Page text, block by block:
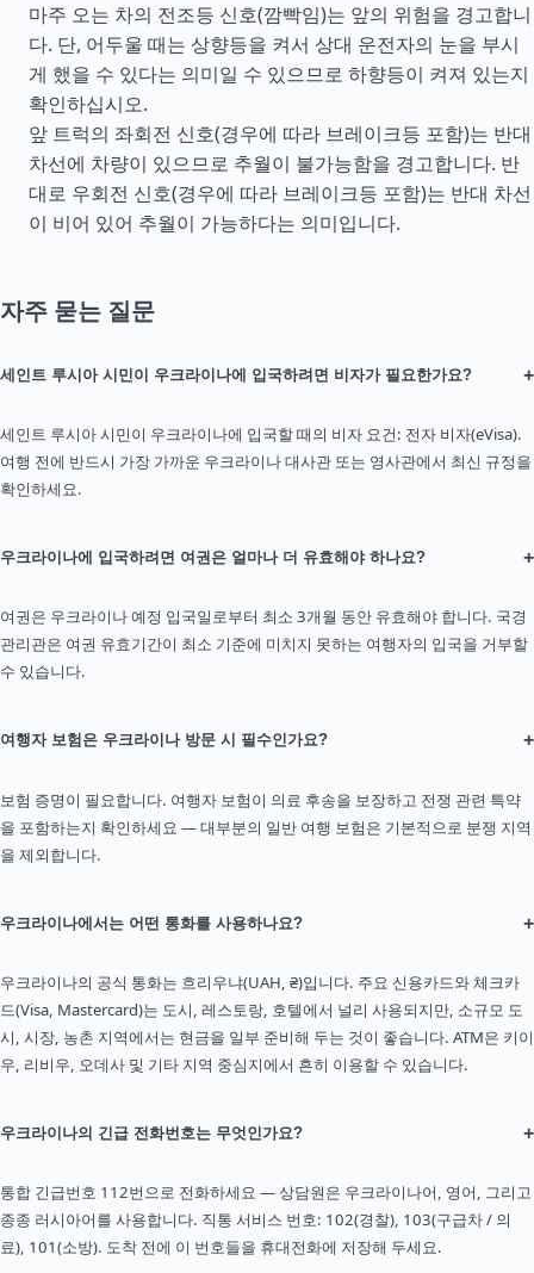
마주 오는 차의 전조등 신호(깜빡임)는 앞의 위험을 경고합니
다. 단, 어두울 때는 상향등을 켜서 상대 운전자의 눈을 부시
게 했을 수 있다는 의미일 수 있으므로 하향등이 켜져 있는지
확인하십시오.
앞 트럭의 좌회전 신호(경우에 따라 브레이크등 포함)는 반대
차선에 차량이 있으므로 추월이 불가능함을 경고합니다. 반
대로 우회전 신호(경우에 따라 브레이크등 포함)는 반대 차선
이 비어 있어 추월이 가능하다는 의미입니다.
자주 묻는 질문
세인트 루시아 시민이 우크라이나에 입국하려면 비자가 필요한가요? +
세인트 루시아 시민이 우크라이나에 입국할 때의 비자 요건: 전자 비자(eVisa).
여행 전에 반드시 가장 가까운 우크라이나 대사관 또는 영사관에서 최신 규정을
확인하세요.
우크라이나에 입국하려면 여권은 얼마나 더 유효해야 하나요? +
여권은 우크라이나 예정 입국일로부터 최소 3개월 동안 유효해야 합니다. 국경
관리관은 여권 유효기간이 최소 기준에 미치지 못하는 여행자의 입국을 거부할
수 있습니다.
여행자 보험은 우크라이나 방문 시 필수인가요? +
보험 증명이 필요합니다. 여행자 보험이 의료 후송을 보장하고 전쟁 관련 특약
을 포함하는지 확인하세요 — 대부분의 일반 여행 보험은 기본적으로 분쟁 지역
을 제외합니다.
우크라이나에서는 어떤 통화를 사용하나요? +
우크라이나의 공식 통화는 흐리우냐(UAH, ₴)입니다. 주요 신용카드와 체크카
드(Visa, Mastercard)는 도시, 레스토랑, 호텔에서 널리 사용되지만, 소규모 도
시, 시장, 농촌 지역에서는 현금을 일부 준비해 두는 것이 좋습니다. ATM은 키이
우, 리비우, 오데사 및 기타 지역 중심지에서 흔히 이용할 수 있습니다.
우크라이나의 긴급 전화번호는 무엇인가요? +
통합 긴급번호 112번으로 전화하세요 — 상담원은 우크라이나어, 영어, 그리고
종종 러시아어를 사용합니다. 직통 서비스 번호: 102(경찰), 103(구급차 / 의
료), 101(소방). 도착 전에 이 번호들을 휴대전화에 저장해 두세요.